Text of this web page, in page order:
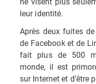
leur identité.
Après deux fuites
de Facebook et de
fait plus de 500
monde, il est
sur Internet et d’être